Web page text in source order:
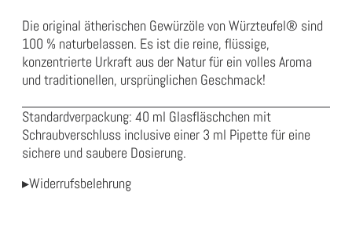
Die original ätherischen Gewürzöle von Würzteufel® sind
100 % naturbelassen. Es ist die reine, flüssige,
konzentrierte Urkraft aus der Natur für ein volles Aroma
und traditionellen, ursprünglichen Geschmack!
Standardverpackung: 40 ml Glasfläschchen mit
Schraubverschluss inclusive einer 3 ml Pipette für eine
sichere und saubere Dosierung.
▸Widerrufsbelehrung